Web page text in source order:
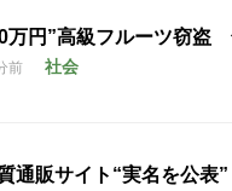
万円”高級フルーツ窃盗
前 社会
通販サイト“実名を公表